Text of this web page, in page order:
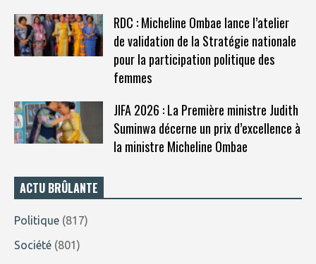
RDC : Micheline Ombae lance l’atelier
de validation de la Stratégie nationale
pour la participation politique des
femmes
JIFA 2026 : La Première ministre Judith
Suminwa décerne un prix d’excellence à
la ministre Micheline Ombae
ACTU BRÛLANTE
Politique (817)
Société (801)